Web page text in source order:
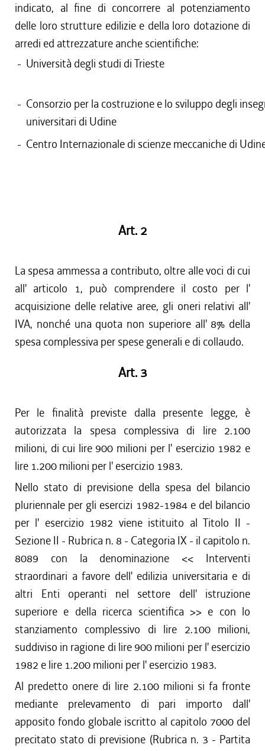
indicato, al fine di concorrere al potenziamento
delle loro strutture edilizie e della loro dotazione di
arredi ed attrezzature anche scientifiche:
- Università degli studi di Trieste
- Consorzio per la costruzione e lo sviluppo degli
universitari di Udine
- Centro Internazionale di scienze meccaniche di
Art. 2
La spesa ammessa a contributo, oltre alle voci di cui
all' articolo 1, può comprendere il costo per l'
acquisizione delle relative aree, gli oneri relativi all'
IVA, nonché una quota non superiore all' 8% della
spesa complessiva per spese generali e di collaudo.
Art. 3
Per le finalità previste dalla presente legge, è
autorizzata la spesa complessiva di lire 2.100
milioni, di cui lire 900 milioni per l' esercizio 1982 e
lire 1.200 milioni per l' esercizio 1983.
Nello stato di previsione della spesa del bilancio
pluriennale per gli esercizi 1982-1984 e del bilancio
per l' esercizio 1982 viene istituito al Titolo II -
Sezione II - Rubrica n. 8 - Categoria IX - il capitolo n.
8089 con la denominazione << Interventi
straordinari a favore dell' edilizia universitaria e di
altri Enti operanti nel settore dell' istruzione
superiore e della ricerca scientifica >> e con lo
stanziamento complessivo di lire 2.100 milioni,
suddiviso in ragione di lire 900 milioni per l' esercizio
1982 e lire 1.200 milioni per l' esercizio 1983.
Al predetto onere di lire 2.100 milioni si fa fronte
mediante prelevamento di pari importo dall'
apposito fondo globale iscritto al capitolo 7000 del
precitato stato di previsione (Rubrica n. 3 - Partita